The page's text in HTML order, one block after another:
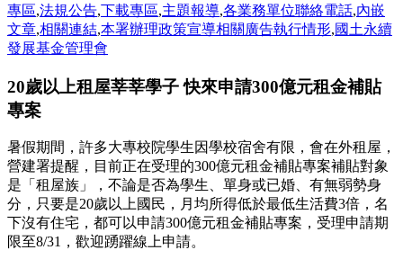
專區,法規公告,下載專區,主題報導,各業務單位聯絡電話,內嵌
文章,相關連結,本署辦理政策宣導相關廣告執行情形,國土永續
發展基金管理會
20歲以上租屋莘莘學子 快來申請300億元租金補貼
專案
暑假期間，許多大專校院學生因學校宿舍有限，會在外租屋，
營建署提醒，目前正在受理的300億元租金補貼專案補貼對象
是「租屋族」，不論是否為學生、單身或已婚、有無弱勢身
分，只要是20歲以上國民，月均所得低於最低生活費3倍，名
下沒有住宅，都可以申請300億元租金補貼專案，受理申請期
限至8/31 ，歡迎踴躍線上申請。